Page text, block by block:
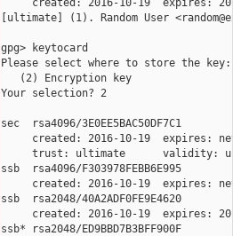
[ultimate] (1). Random User
gpg> keytocard
Please select where to store the key:
   (2) Encryption key
Your selection? 2
sec  rsa4096/3E0EE5BAC50DF7C1
trust: ultimate      validity:
ssb  rsa4096/F303978FEBB6E995
ssb  rsa2048/40A2ADF0FE9E4620
ssb* rsa2048/ED9BBD7B3BFF900F